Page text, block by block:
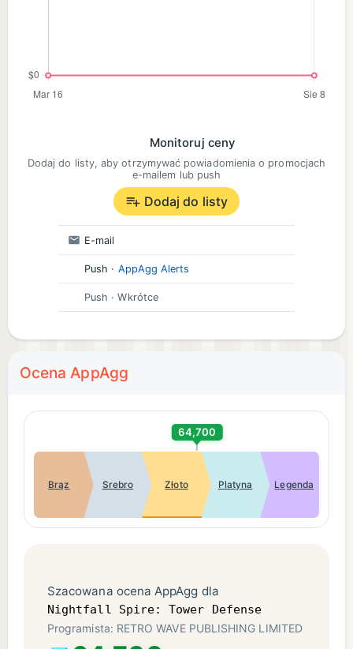
Monitoruj ceny
Dodaj do listy, aby otrzymywać powiadomienia o promocjach
e-mailem lub push
Dodaj do listy
E-mail
Push · AppAgg Alerts
Push · Wkrótce
Ocena AppAgg
64,700
Brąz Srebro Złoto Platyna Legenda
Szacowana ocena AppAgg dla
Nightfall Spire: Tower Defense
Programista: RETRO WAVE PUBLISHING LIMITED